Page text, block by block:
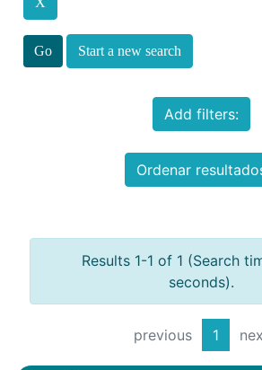
Start a new search
Add filters:
Ordenar
Results 1-1 of 1 (Search
seconds).
previous 1